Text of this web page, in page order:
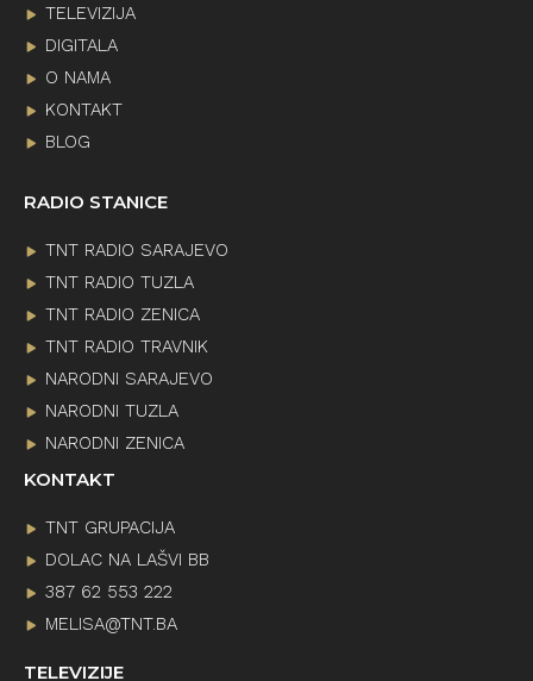
TELEVIZIJA
DIGITALA
O NAMA
KONTAKT
BLOG
RADIO STANICE
TNT RADIO SARAJEVO
TNT RADIO TUZLA
TNT RADIO ZENICA
TNT RADIO TRAVNIK
NARODNI SARAJEVO
NARODNI TUZLA
NARODNI ZENICA
KONTAKT
TNT GRUPACIJA
DOLAC NA LAŠVI BB
387 62 553 222
MELISA@TNT.BA
TELEVIZIJE